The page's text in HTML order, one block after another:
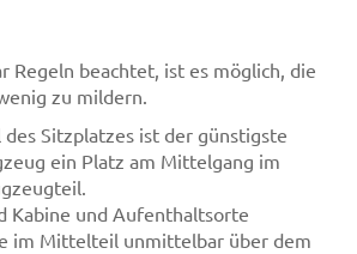
Regeln beachtet, ist es möglich, die
zu mildern.
des Sitzplatzes ist der günstigste
ein Platz am Mittelgang im
Kabine und Aufenthaltsorte
im Mittelteil unmittelbar über dem